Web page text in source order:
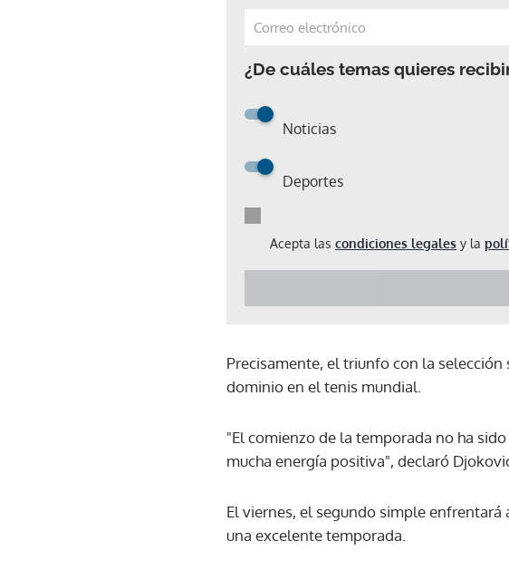
¿De cuáles temas quieres
Noticias
Deportes
Acepta las condiciones legales y la
Precisamente, el triunfo con la selección
dominio en el tenis mundial.
"El comienzo de la temporada no ha
mucha energía positiva", declaró
El viernes, el segundo simple enfrentará
una excelente temporada.